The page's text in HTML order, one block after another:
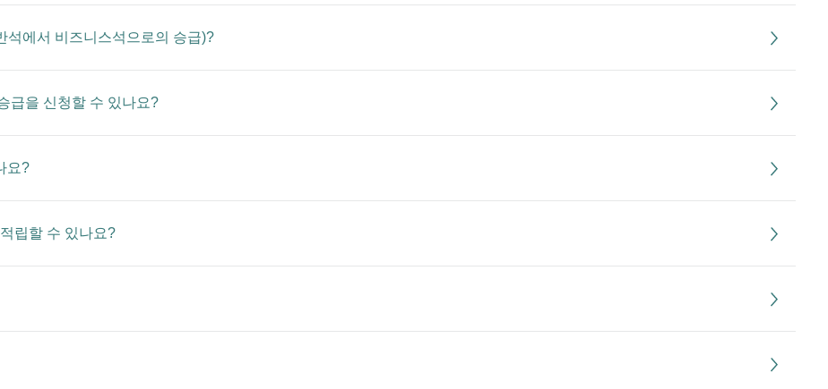
석에서 비즈니스석으로의 승급)?
급을 신청할 수 있나요?
요?
립할 수 있나요?